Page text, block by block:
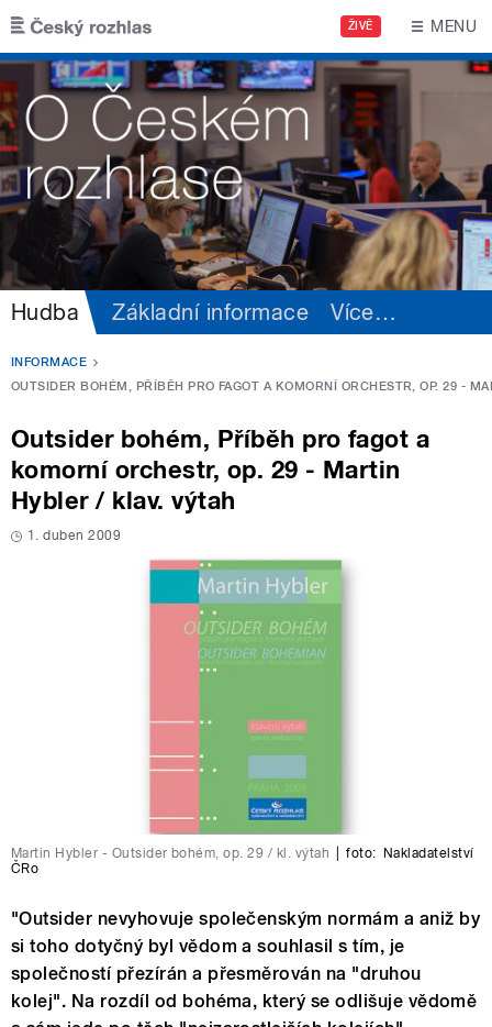
Přejít k hlavnímu obsahu
ŽIVĚ MENU
Hudba Základní informace Více…
INFORMACE
OUTSIDER BOHÉM, PŘÍBĚH PRO FAGOT A KOMORNÍ ORCHESTR, OP. 29 -
Outsider bohém, Příběh pro fagot a
komorní orchestr, op. 29 - Martin
Hybler / klav. výtah
1. duben 2009
Martin Hybler - Outsider bohém, op. 29 / kl. výtah foto: Nakladatelství
ČRo
"Outsider nevyhovuje společenským normám a aniž by
si toho dotyčný byl vědom a souhlasil s tím, je
společností přezírán a přesměrován na "druhou
kolej". Na rozdíl od bohéma, který se odlišuje vědomě